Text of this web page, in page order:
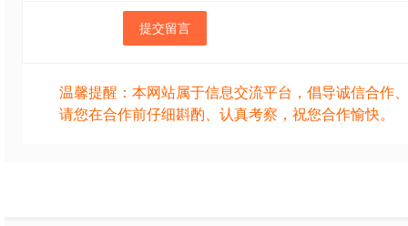
提交留言
温馨提醒：本网站属于信息交流平台，倡导诚信合作
请您在合作前仔细斟酌、认真考察，祝您合作愉快。